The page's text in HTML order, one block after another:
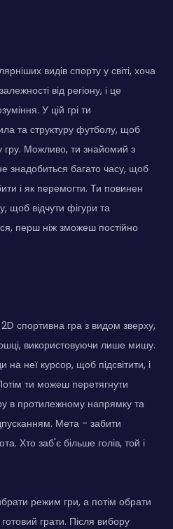
видів спорту у світі, хоча
від регіону, і це
У цій грі ти
та структуру футболу, щоб
гру. Можливо, ти знайомий з
знадобиться багато часу, щоб
і як перемогти. Ти повинен
щоб відчути фігури та
перш ніж зможеш постійно
гра з видом зверху,
використовуючи лише мишу.
неї курсор, щоб підсвітити, і
ти можеш перетягнути
в протилежному напрямку та
Мета - забити
Хто заб'є більше голів, той і
режим гри, а потім обрати
грати. Після вибору